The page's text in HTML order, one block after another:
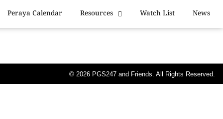
Peraya Calendar Resources Watch List News
© 2026 PGS247 and Friends. All Rights Reserved.